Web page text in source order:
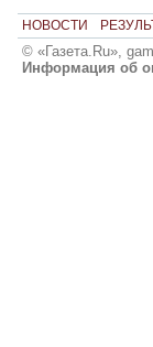
НОВОСТИ
© «Газета.Ru»,
Информация об